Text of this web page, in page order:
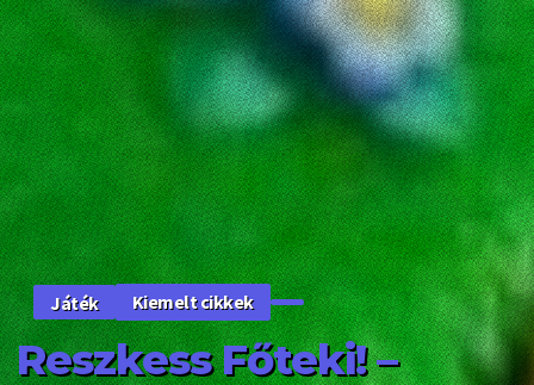
Játék Kiemelt cikkek
Reszkess Főteki! –